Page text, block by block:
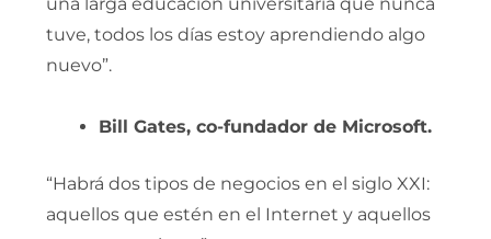
tuve, todos los días estoy aprendiendo algo
nuevo”.
Bill Gates, co-fundador de Microsoft.
“Habrá dos tipos de negocios en el siglo XXI:
aquellos que estén en el Internet y aquellos